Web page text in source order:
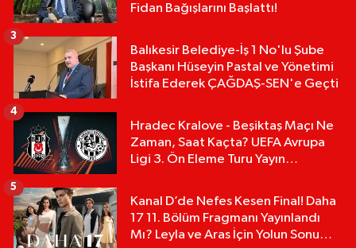
Fidan Bağışlarını Başlattı!
Balıkesir Belediye-İş 1 No'lu Şube
Başkanı Hüseyin Pastal ve Yönetimi
İstifa Ederek ÇAĞDAŞ-SEN'e Geçti
3
Hradec Kralove - Beşiktaş Maçı Ne
Zaman, Saat Kaçta? UEFA Avrupa
Ligi 3. Ön Eleme Turu Yayın
4
Kanal D’de Nefes Kesen Final! Daha
17 11. Bölüm Fragmanı Yayınlandı
Mı? Leyla ve Aras İçin Yolun Sonu
5